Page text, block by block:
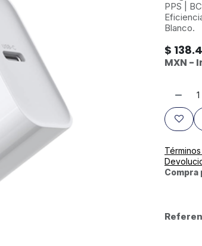
PPS |
Blanco.
$
MXN -
Compra